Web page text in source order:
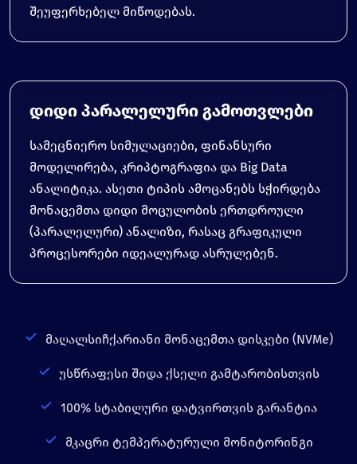
შეუფერხებელ მიწოდებას.
დიდი პარალელური გამოთვლები
სამეცნიერო სიმულაციები, ფინანსური
მოდელირება, კრიპტოგრაფია და Big Data
ანალიტიკა. ასეთი ტიპის ამოცანებს სჭირდება
მონაცემთა დიდი მოცულობის ერთდროული
(პარალელური) ანალიზი, რასაც გრაფიკული
პროცესორები იდეალურად ასრულებენ.
მაღალსიჩქარიანი მონაცემთა დისკები (NVMe)
უსწრაფესი შიდა ქსელი გამტარობისთვის
100% სტაბილური დატვირთვის გარანტია
მკაცრი ტემპერატურული მონიტორინგი